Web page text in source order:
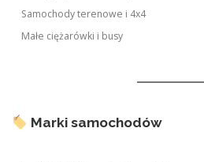
Samochody terenowe i 4x4
Małe ciężarówki i busy
Marki samochodów